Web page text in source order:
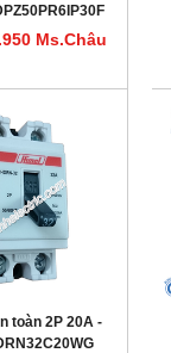
Ms.Châu
toàn 2P 20A -